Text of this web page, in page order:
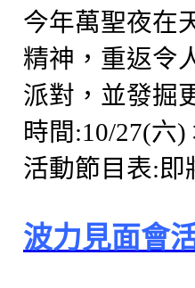
今年萬聖夜在
精神，重返令
派對，並發掘
時間:10/27(六
活動節目表:即
波力見面會